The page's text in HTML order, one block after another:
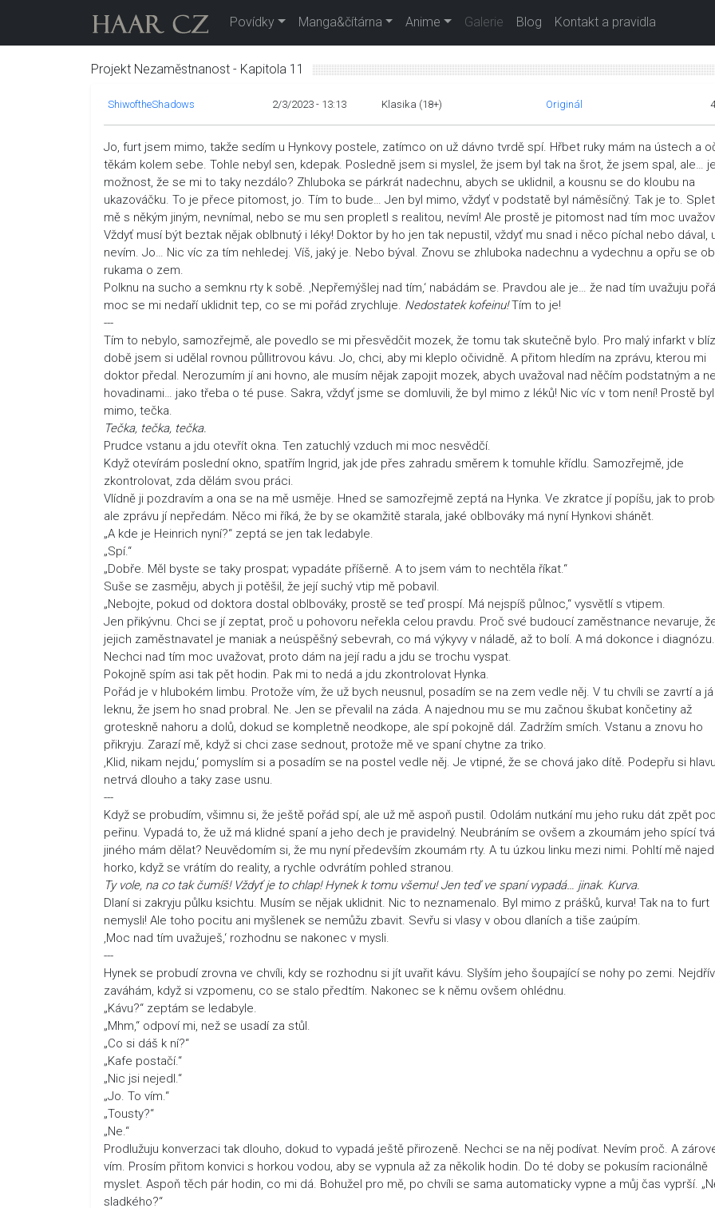
Povídky Manga&čítárna Anime Galerie Blog Kontakt a pravidla
Projekt Nezaměstnanost - Kapitola 11
ShiwoftheShadows 2/3/2023 - 13:13 Klasika (18+) Originál 4
Jo, furt jsem mimo, takže sedím u Hynkovy postele, zatímco on už dávno tvrdě spí. Hřbet ruky mám na ústech a
těkám kolem sebe. Tohle nebyl sen, kdepak. Posledně jsem si myslel, že jsem byl tak na šrot, že jsem spal, ale… je
možnost, že se mi to taky nezdálo? Zhluboka se párkrát nadechnu, abych se uklidnil, a kousnu se do kloubu na
ukazováčku. To je přece pitomost, jo. Tím to bude… Jen byl mimo, vždyť v podstatě byl náměsíčný. Tak je to.
mě s někým jiným, nevnímal, nebo se mu sen propletl s realitou, nevím! Ale prostě je pitomost nad tím moc
Vždyť musí být beztak nějak oblbnutý i léky! Doktor by ho jen tak nepustil, vždyť mu snad i něco píchal nebo dával,
nevím. Jo… Nic víc za tím nehledej. Víš, jaký je. Nebo býval. Znovu se zhluboka nadechnu a vydechnu a opřu se
rukama o zem.
Polknu na sucho a semknu rty k sobě. ‚Nepřemýšlej nad tím,‘ nabádám se. Pravdou ale je… že nad tím uvažuju
moc se mi nedaří uklidnit tep, co se mi pořád zrychluje. Nedostatek kofeinu!Tím to je!
---
Tím to nebylo, samozřejmě, ale povedlo se mi přesvědčit mozek, že tomu tak skutečně bylo. Pro malý infarkt v
době jsem si udělal rovnou půllitrovou kávu. Jo, chci, aby mi kleplo očividně. A přitom hledím na zprávu, kterou mi
doktor předal. Nerozumím jí ani hovno, ale musím nějak zapojit mozek, abych uvažoval nad něčím podstatným a
hovadinami… jako třeba o té puse. Sakra, vždyť jsme se domluvili, že byl mimo z léků! Nic víc v tom není! Prostě byl
mimo, tečka.
Tečka, tečka, tečka.
Prudce vstanu a jdu otevřít okna. Ten zatuchlý vzduch mi moc nesvědčí.
Když otevírám poslední okno, spatřím Ingrid, jak jde přes zahradu směrem k tomuhle křídlu. Samozřejmě, jde
zkontrolovat, zda dělám svou práci.
Vlídně ji pozdravím a ona se na mě usměje. Hned se samozřejmě zeptá na Hynka. Ve zkratce jí popíšu, jak to
ale zprávu jí nepředám. Něco mi říká, že by se okamžitě starala, jaké oblbováky má nyní Hynkovi shánět.
„A kde je Heinrich nyní?“ zeptá se jen tak ledabyle.
„Spí.“
„Dobře. Měl byste se taky prospat; vypadáte příšerně. A to jsem vám to nechtěla říkat.“
Suše se zasměju, abych ji potěšil, že její suchý vtip mě pobavil.
„Nebojte, pokud od doktora dostal oblbováky, prostě se teď prospí. Má nejspíš půlnoc,“ vysvětlí s vtipem.
Jen přikývnu. Chci se jí zeptat, proč u pohovoru neřekla celou pravdu. Proč své budoucí zaměstnance nevaruje,
jejich zaměstnavatel je maniak a neúspěšný sebevrah, co má výkyvy v náladě, až to bolí. A má dokonce i diagnózu.
Nechci nad tím moc uvažovat, proto dám na její radu a jdu se trochu vyspat.
Pokojně spím asi tak pět hodin. Pak mi to nedá a jdu zkontrolovat Hynka.
Pořád je v hlubokém limbu. Protože vím, že už bych neusnul, posadím se na zem vedle něj. V tu chvíli se zavrtí a
leknu, že jsem ho snad probral. Ne. Jen se převalil na záda. A najednou mu se mu začnou škubat končetiny až
groteskně nahoru a dolů, dokud se kompletně neodkope, ale spí pokojně dál. Zadržím smích. Vstanu a znovu ho
přikryju. Zarazí mě, když si chci zase sednout, protože mě ve spaní chytne za triko.
‚Klid, nikam nejdu,‘ pomyslím si a posadím se na postel vedle něj. Je vtipné, že se chová jako dítě. Podepřu si
netrvá dlouho a taky zase usnu.
---
Když se probudím, všimnu si, že ještě pořád spí, ale už mě aspoň pustil. Odolám nutkání mu jeho ruku dát zpět pod
peřinu. Vypadá to, že už má klidné spaní a jeho dech je pravidelný. Neubráním se ovšem a zkoumám jeho spící
jiného mám dělat? Neuvědomím si, že mu nyní především zkoumám rty. A tu úzkou linku mezi nimi. Pohltí mě
horko, když se vrátím do reality, a rychle odvrátím pohled stranou.
Ty vole, na co tak čumíš! Vždyť je to chlap! Hynek k tomu všemu! Jen teď ve spaní vypadá… jinak. Kurva.
Dlaní si zakryju půlku ksichtu. Musím se nějak uklidnit. Nic to neznamenalo. Byl mimo z prášků, kurva! Tak na to furt
nemysli! Ale toho pocitu ani myšlenek se nemůžu zbavit. Sevřu si vlasy v obou dlaních a tiše zaúpím.
‚Moc nad tím uvažuješ,‘ rozhodnu se nakonec v mysli.
---
Hynek se probudí zrovna ve chvíli, kdy se rozhodnu si jít uvařit kávu. Slyším jeho šoupající se nohy po zemi. Nejdřív
zaváhám, když si vzpomenu, co se stalo předtím. Nakonec se k němu ovšem ohlédnu.
„Kávu?“ zeptám se ledabyle.
„Mhm,“ odpoví mi, než se usadí za stůl.
„Co si dáš k ní?“
„Kafe postačí.“
„Nic jsi nejedl.“
„Jo. To vím.“
„Tousty?“
„Ne.“
Prodlužuju konverzaci tak dlouho, dokud to vypadá ještě přirozeně. Nechci se na něj podívat. Nevím proč. A
vím. Prosím přitom konvici s horkou vodou, aby se vypnula až za několik hodin. Do té doby se pokusím racionálně
myslet. Aspoň těch pár hodin, co mi dá. Bohužel pro mě, po chvíli se sama automaticky vypne a můj čas vyprší.
sladkého?“